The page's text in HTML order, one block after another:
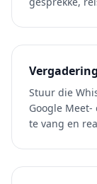
Stuur die
Google
te vang en